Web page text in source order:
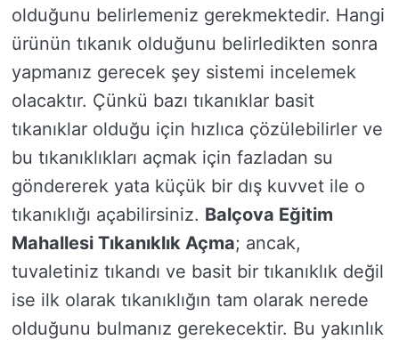
olduğunu belirlemeniz gerekmektedir. Hangi
ürünün tıkanık olduğunu belirledikten sonra
yapmanız gerecek şey sistemi incelemek
olacaktır. Çünkü bazı tıkanıklar basit
tıkanıklar olduğu için hızlıca çözülebilirler ve
bu tıkanıklıkları açmak için fazladan su
göndererek yata küçük bir dış kuvvet ile o
tıkanıklığı açabilirsiniz. Balçova Eğitim
Mahallesi Tıkanıklık Açma; ancak,
tuvaletiniz tıkandı ve basit bir tıkanıklık değil
ise ilk olarak tıkanıklığın tam olarak nerede
olduğunu bulmanız gerekecektir. Bu yakınlık